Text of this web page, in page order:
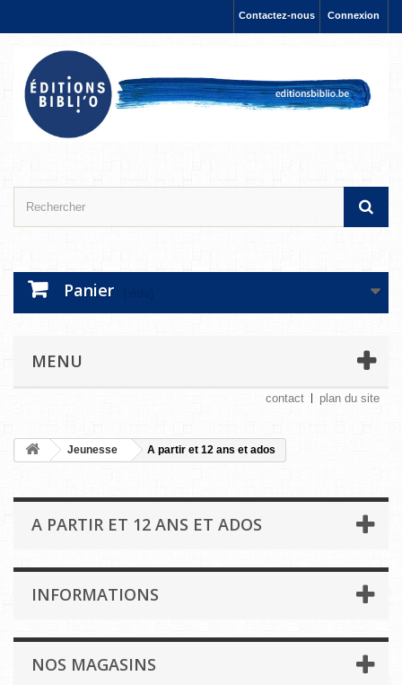
Connexion
Contactez-nous
Panier
MENU
contact plan du site
Jeunesse A partir et 12 ans et ados
A PARTIR ET 12 ANS ET ADOS
INFORMATIONS
NOS MAGASINS